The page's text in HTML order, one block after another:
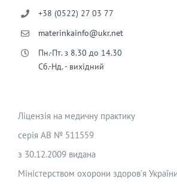
+38 (0522) 27 03 77
materinkainfo@ukr.net
Пн.-Пт. з 8.30 до 14.30
Сб.-Нд. - вихідний
Ліцензія на медичну практику
серія АВ № 511559
з 30.12.2009 видана
Міністерством охорони здоров’я України